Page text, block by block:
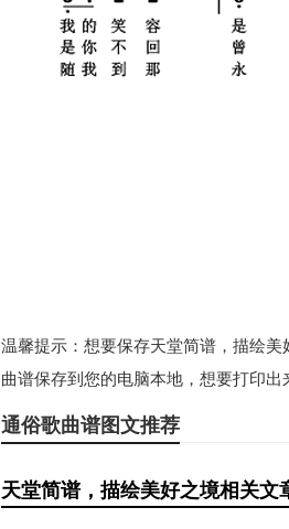
温馨提示：想要保存天堂简谱，描绘
曲谱保存到您的电脑本地，想要打印出
通俗歌曲谱图文推荐
天堂简谱，描绘美好之境相关文